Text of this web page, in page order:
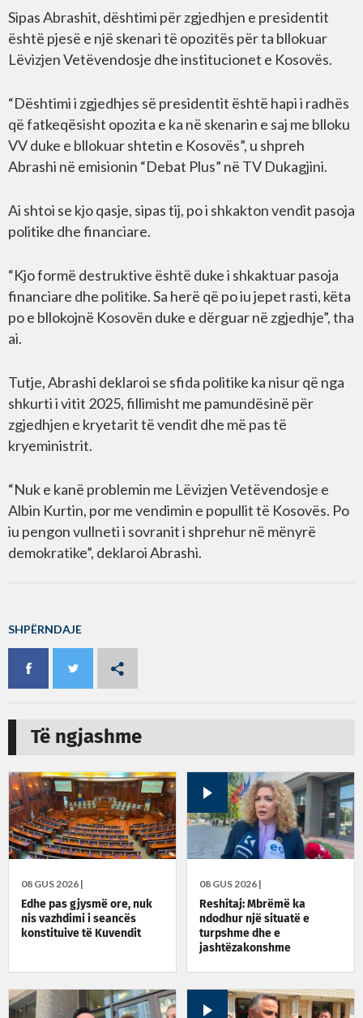
Sipas Abrashit, dështimi për zgjedhjen e presidentit
është pjesë e një skenari të opozitës për ta bllokuar
Lëvizjen Vetëvendosje dhe institucionet e Kosovës.
“Dështimi i zgjedhjes së presidentit është hapi i radhës
që fatkeqësisht opozita e ka në skenarin e saj me blloku
VV duke e bllokuar shtetin e Kosovës”, u shpreh
Abrashi në emisionin “Debat Plus” në TV Dukagjini.
Ai shtoi se kjo qasje, sipas tij, po i shkakton vendit pasoja
politike dhe financiare.
“Kjo formë destruktive është duke i shkaktuar pasoja
financiare dhe politike. Sa herë që po iu jepet rasti, këta
po e bllokojnë Kosovën duke e dërguar në zgjedhje”, tha
ai.
Tutje, Abrashi deklaroi se sfida politike ka nisur që nga
shkurti i vitit 2025, fillimisht me pamundësinë për
zgjedhjen e kryetarit të vendit dhe më pas të
kryeministrit.
“Nuk e kanë problemin me Lëvizjen Vetëvendosje e
Albin Kurtin, por me vendimin e popullit të Kosovës. Po
iu pengon vullneti i sovranit i shprehur në mënyrë
demokratike”, deklaroi Abrashi.
SHPËRNDAJE
Të ngjashme
08 GUS 2026 |
Edhe pas gjysmë ore, nuk
nis vazhdimi i seancës
konstituive të Kuvendit
08 GUS 2026 |
Reshitaj: Mbrëmë ka
ndodhur një situatë e
turpshme dhe e
jashtëzakonshme